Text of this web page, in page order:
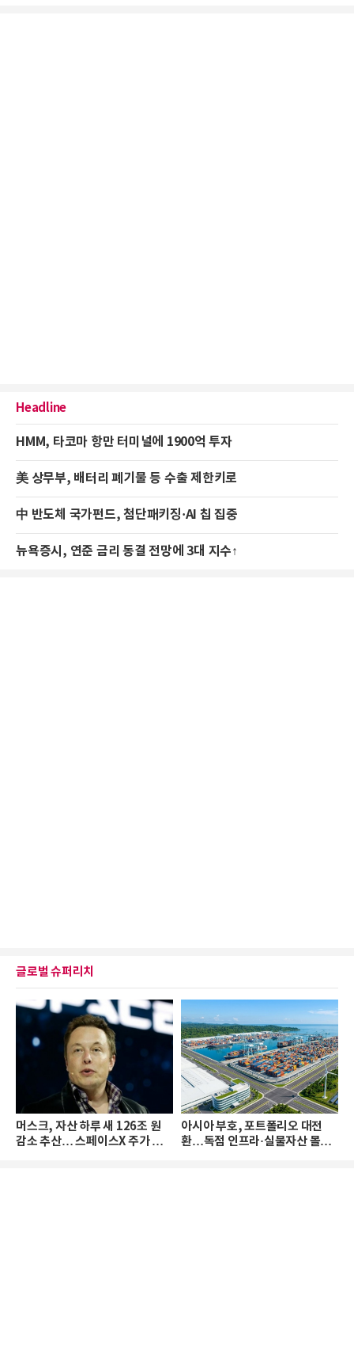
Headline
HMM, 타코마 항만 터미널에 1900억 투자
美 상무부, 배터리 폐기물 등 수출 제한키로
中 반도체 국가펀드, 첨단패키징·AI 칩 집중
뉴욕증시, 연준 금리 동결 전망에 3대 지수↑
글로벌 슈퍼리치
머스크, 자산 하루 새 126조 원
감소 추산… 스페이스X 주가 하
아시아 부호, 포트폴리오 대전
환…독점 인프라·실물자산 몰린